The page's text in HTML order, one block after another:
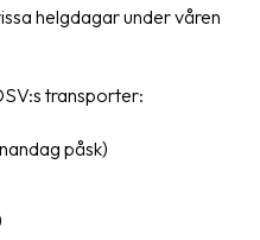
helgdagar under våren
transporter:
påsk)